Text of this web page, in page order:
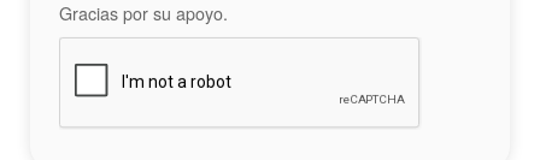
Gracias por su apoyo.